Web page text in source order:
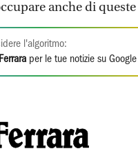
anche di
l'algoritmo:
per le tue notizie su Google